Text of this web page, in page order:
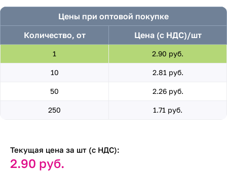
Цены при оптовой покупке
Количество, от
Цена (с НДС)/шт
1 2.90 руб.
10 2.81 руб.
50 2.26 руб.
250 1.71 руб.
Текущая цена за шт (с НДС):
2.90 руб.